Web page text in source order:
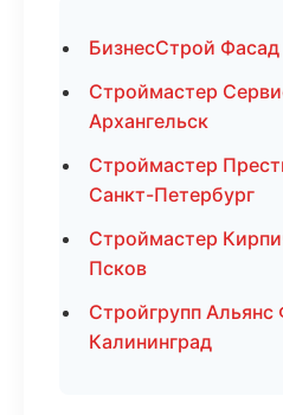
БизнесСтрой
Строймастер
Архангельск
Строймастер
Санкт-Петербург
Строймастер
Псков
Стройгрупп
Калининград